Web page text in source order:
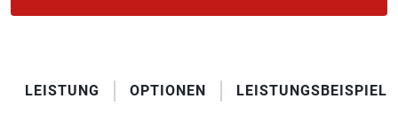
LEISTUNG OPTIONEN LEISTUNGSBEISPIELE